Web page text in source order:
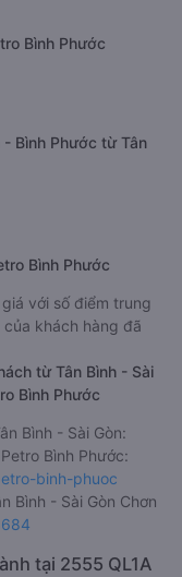
Bình Phước
Bình Phước từ Tân
Bình Phước
với số điểm trung
khách hàng đã
từ Tân Bình - Sài
Bình Phước
Bình - Sài Gòn:
Bình Phước:
binh-phuoc
Bình - Sài Gòn Chơn
tại 2555 QL1A